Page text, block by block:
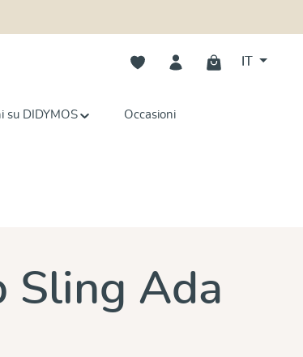
Hai 0 articoli nella lista dei
su DIDYMOS Occasioni
Sling Ada